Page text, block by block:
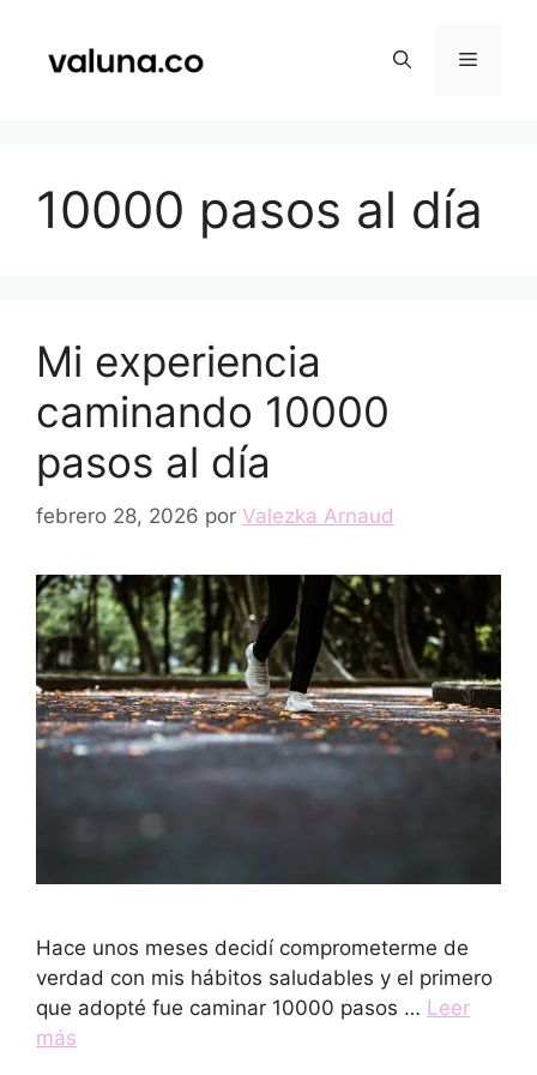
contenido
Menú
10000 pasos al día
Mi experiencia
caminando 10000
pasos al día
febrero 28, 2026 por Valezka Arnaud
Hace unos meses decidí comprometerme de
verdad con mis hábitos saludables y el primero
que adopté fue caminar 10000 pasos … Leer
más